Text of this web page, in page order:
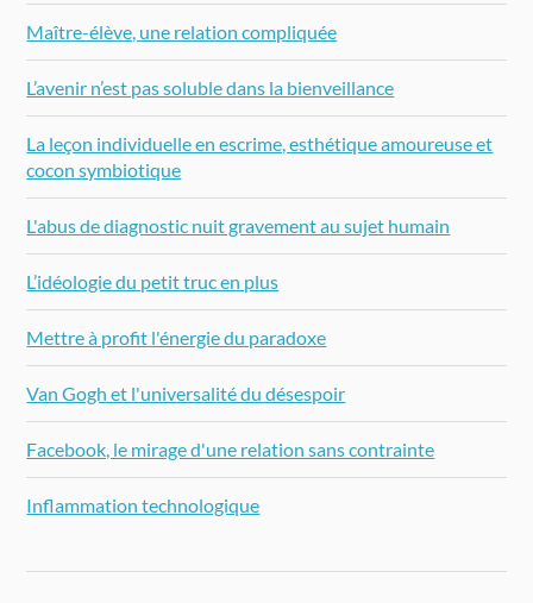
Maître-élève, une relation compliquée
L’avenir n’est pas soluble dans la bienveillance
La leçon individuelle en escrime, esthétique amoureuse et
cocon symbiotique
L'abus de diagnostic nuit gravement au sujet humain
L’idéologie du petit truc en plus
Mettre à profit l'énergie du paradoxe
Van Gogh et l'universalité du désespoir
Facebook, le mirage d'une relation sans contrainte
Inflammation technologique